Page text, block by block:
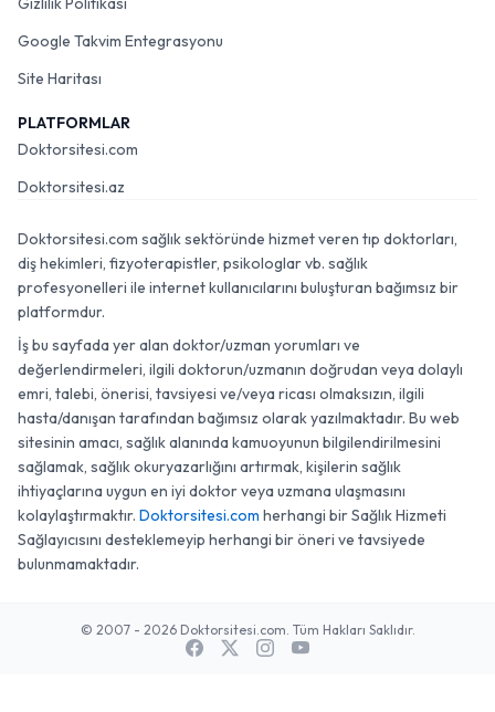
Google Takvim Entegrasyonu
Site Haritası
PLATFORMLAR
Doktorsitesi.com
Doktorsitesi.az
Doktorsitesi.com sağlık sektöründe hizmet veren tıp doktorları,
diş hekimleri, fizyoterapistler, psikologlar vb. sağlık
profesyonelleri ile internet kullanıcılarını buluşturan bağımsız bir
platformdur.
İş bu sayfada yer alan doktor/uzman yorumları ve
değerlendirmeleri, ilgili doktorun/uzmanın doğrudan veya dolaylı
emri, talebi, önerisi, tavsiyesi ve/veya ricası olmaksızın, ilgili
hasta/danışan tarafından bağımsız olarak yazılmaktadır. Bu web
sitesinin amacı, sağlık alanında kamuoyunun bilgilendirilmesini
sağlamak, sağlık okuryazarlığını artırmak, kişilerin sağlık
ihtiyaçlarına uygun en iyi doktor veya uzmana ulaşmasını
kolaylaştırmaktır. Doktorsitesi.com herhangi bir Sağlık Hizmeti
Sağlayıcısını desteklemeyip herhangi bir öneri ve tavsiyede
bulunmamaktadır.
© 2007 - 2026 Doktorsitesi.com. Tüm Hakları Saklıdır.